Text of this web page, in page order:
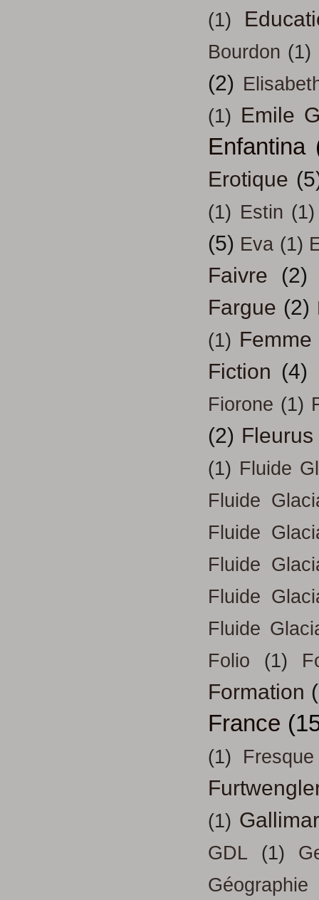
(1)
Bourdon (1)
(2)
(1) Emile
Enfantina
Erotique
(1) Estin (1)
(5) Eva (1)
Faivre
(2)
Fargue (2)
(1) Femme
Fiction (4)
Fiorone (1)
(2) Fleurus
(1) Fluide
Fluide
Fluide
Fluide
Fluide
Fluide
Folio
(1)
Formation
France
(1) Fresque
(1)
GDL (1)
Géographie